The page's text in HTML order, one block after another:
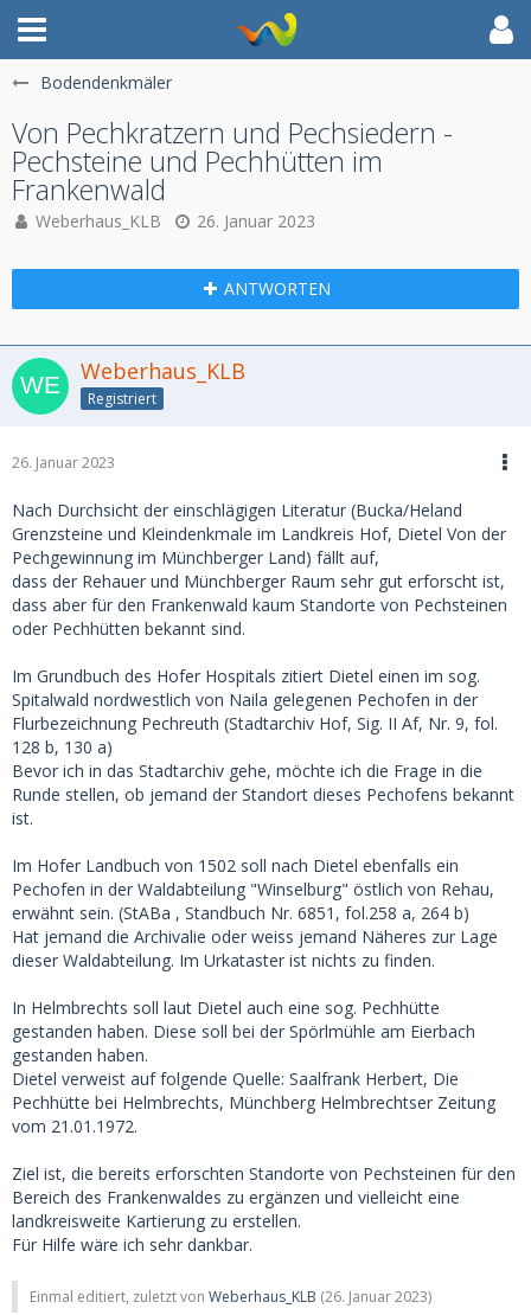
Bodendenkmäler
Von Pechkratzern und Pechsiedern -
Pechsteine und Pechhütten im
Frankenwald
Weberhaus_KLB 26. Januar 2023
ANTWORTEN
Weberhaus_KLB
Registriert
26. Januar 2023
Nach Durchsicht der einschlägigen Literatur (Bucka/Heland
Grenzsteine und Kleindenkmale im Landkreis Hof, Dietel Von der
Pechgewinnung im Münchberger Land) fällt auf,
dass der Rehauer und Münchberger Raum sehr gut erforscht ist,
dass aber für den Frankenwald kaum Standorte von Pechsteinen
oder Pechhütten bekannt sind.
Im Grundbuch des Hofer Hospitals zitiert Dietel einen im sog.
Spitalwald nordwestlich von Naila gelegenen Pechofen in der
Flurbezeichnung Pechreuth (Stadtarchiv Hof, Sig. II Af, Nr. 9, fol.
128 b, 130 a)
Bevor ich in das Stadtarchiv gehe, möchte ich die Frage in die
Runde stellen, ob jemand der Standort dieses Pechofens bekannt
ist.
Im Hofer Landbuch von 1502 soll nach Dietel ebenfalls ein
Pechofen in der Waldabteilung "Winselburg" östlich von Rehau,
erwähnt sein. (StABa , Standbuch Nr. 6851, fol.258 a, 264 b)
Hat jemand die Archivalie oder weiss jemand Näheres zur Lage
dieser Waldabteilung. Im Urkataster ist nichts zu finden.
In Helmbrechts soll laut Dietel auch eine sog. Pechhütte
gestanden haben. Diese soll bei der Spörlmühle am Eierbach
gestanden haben.
Dietel verweist auf folgende Quelle: Saalfrank Herbert, Die
Pechhütte bei Helmbrechts, Münchberg Helmbrechtser Zeitung
vom 21.01.1972.
Ziel ist, die bereits erforschten Standorte von Pechsteinen für den
Bereich des Frankenwaldes zu ergänzen und vielleicht eine
landkreisweite Kartierung zu erstellen.
Für Hilfe wäre ich sehr dankbar.
Einmal editiert, zuletzt von Weberhaus_KLB (26. Januar 2023)